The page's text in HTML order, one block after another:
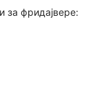
за фридајвере: